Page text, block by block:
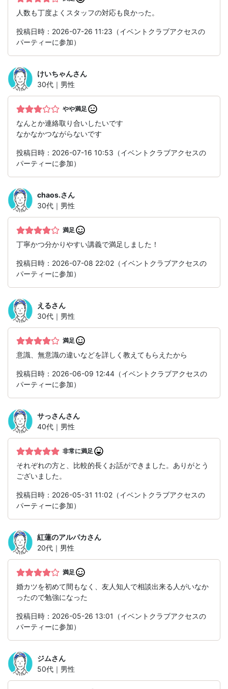
人数も丁度よくスタッフの対応も良かった。
投稿日時：2026-07-26 11:23（イベントクラブアクセスの
パーティーに参加）
けいちゃんさん
30代｜男性
やや満足
なんとか連絡取り合いしたいです
なかなかつながらないです
投稿日時：2026-07-16 10:53（イベントクラブアクセスの
パーティーに参加）
chaos.さん
30代｜男性
満足
丁寧かつ分かりやすい講義で満足しました！
投稿日時：2026-07-08 22:02（イベントクラブアクセスの
パーティーに参加）
えるさん
30代｜男性
満足
意識、無意識の違いなどを詳しく教えてもらえたから
投稿日時：2026-06-09 12:44（イベントクラブアクセスの
パーティーに参加）
サっさんさん
40代｜男性
非常に満足
それぞれの方と、比較的長くお話ができました。ありがとう
ございました。
投稿日時：2026-05-31 11:02（イベントクラブアクセスの
パーティーに参加）
紅蓮のアルパカさん
20代｜男性
満足
婚カツを初めて間もなく、友人知人で相談出来る人がいなか
ったので勉強になった
投稿日時：2026-05-26 13:01（イベントクラブアクセスの
パーティーに参加）
ジムさん
50代｜男性